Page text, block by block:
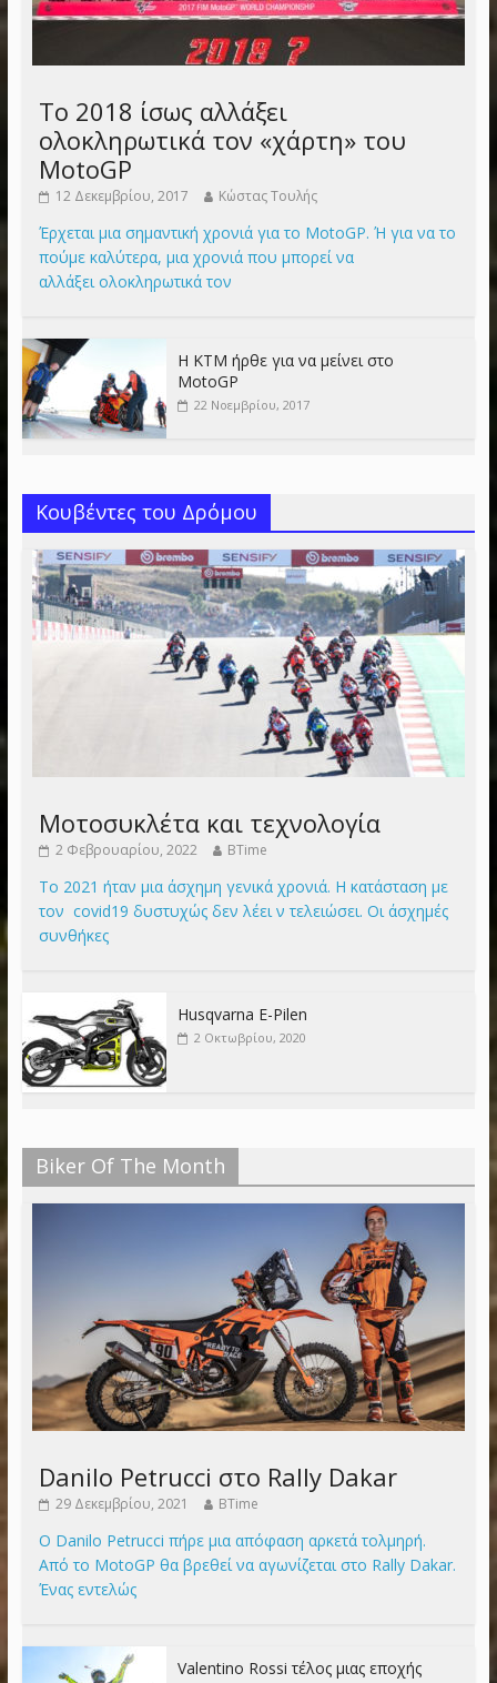
Το 2018 ίσως αλλάξει
ολοκληρωτικά τον «χάρτη» του
MotoGP
12 Δεκεμβρίου, 2017 Κώστας Τουλής
Έρχεται μια σημαντική χρονιά για το MotoGP. Ή για να το
πούμε καλύτερα, μια χρονιά που μπορεί να
αλλάξει ολοκληρωτικά τον
Η KTM ήρθε για να μείνει στο
MotoGP
22 Νοεμβρίου, 2017
Κουβέντες του Δρόμου
Μοτοσυκλέτα και τεχνολογία
2 Φεβρουαρίου, 2022 BTime
Το 2021 ήταν μια άσχημη γενικά χρονιά. Η κατάσταση με
τον covid19 δυστυχώς δεν λέει ν τελειώσει. Οι άσχημές
συνθήκες
Husqvarna E-Pilen
2 Οκτωβρίου, 2020
Biker Of The Month
Danilo Petrucci στο Rally Dakar
29 Δεκεμβρίου, 2021 BTime
Ο Danilo Petrucci πήρε μια απόφαση αρκετά τολμηρή.
Από το MotoGP θα βρεθεί να αγωνίζεται στο Rally Dakar.
Ένας εντελώς
Valentino Rossi τέλος μιας εποχής